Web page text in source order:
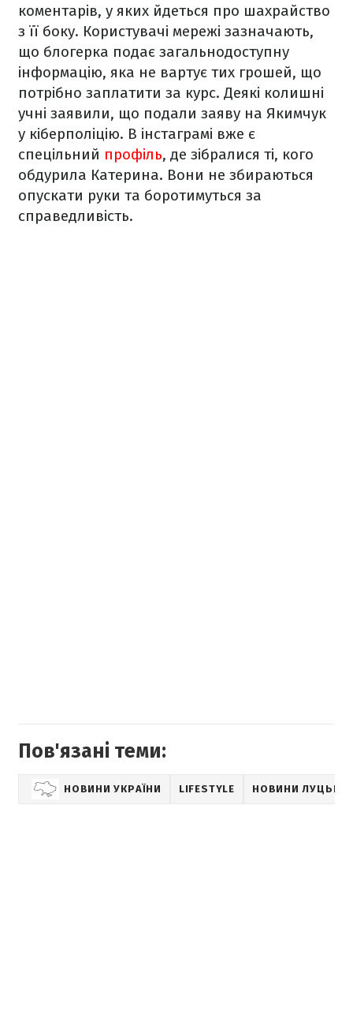
коментарів, у яких йдеться про шахрайство
з її боку. Користувачі мережі зазначають,
що блогерка подає загальнодоступну
інформацію, яка не вартує тих грошей, що
потрібно заплатити за курс. Деякі колишні
учні заявили, що подали заяву на Якимчук
у кіберполіцію. В інстаграмі вже є
спецільний профіль, де зібралися ті, кого
обдурила Катерина. Вони не збираються
опускати руки та боротимуться за
справедливість.
Пов'язані теми:
НОВИНИ УКРАЇНИ LIFESTYLE НОВИНИ ЛУЦЬКА